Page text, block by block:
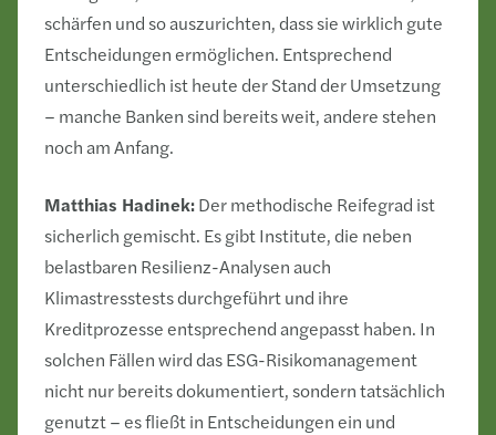
schärfen und so auszurichten, dass sie wirklich gute
Entscheidungen ermöglichen. Entsprechend
unterschiedlich ist heute der Stand der Umsetzung
– manche Banken sind bereits weit, andere stehen
noch am Anfang.
Matthias Hadinek:Der methodische Reifegrad ist
sicherlich gemischt. Es gibt Institute, die neben
belastbaren Resilienz-Analysen auch
Klimastresstests durchgeführt und ihre
Kreditprozesse entsprechend angepasst haben. In
solchen Fällen wird das ESG-Risikomanagement
nicht nur bereits dokumentiert, sondern tatsächlich
genutzt – es fließt in Entscheidungen ein und